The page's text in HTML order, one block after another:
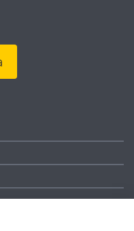
Москва, ул.